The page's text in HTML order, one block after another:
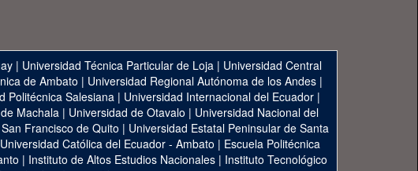
| Universidad Técnica Particular de Loja | Universidad Central
de Ambato | Universidad Regional Autónoma de los Andes|
Politécnica Salesiana| Universidad Internacional del Ecuador|
Machala | Universidad de Otavalo | Universidad Nacional del
Francisco de Quito | Universidad Estatal Peninsular de Santa
Católica del Ecuador - Ambato | Escuela Politécnica
| Instituto de Altos Estudios Nacionales | Instituto Tecnológico